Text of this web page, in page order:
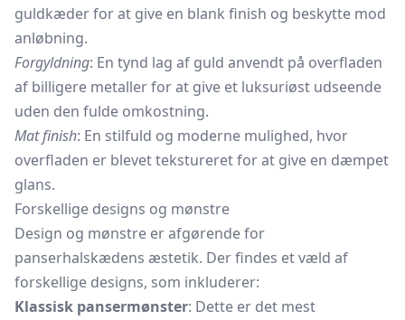
guldkæder for at give en blank finish og beskytte mod
anløbning.
Forgyldning: En tynd lag af guld anvendt på overfladen
af billigere metaller for at give et luksuriøst udseende
uden den fulde omkostning.
Mat finish: En stilfuld og moderne mulighed, hvor
overfladen er blevet tekstureret for at give en dæmpet
glans.
Forskellige designs og mønstre
Design og mønstre er afgørende for
panserhalskædens æstetik. Der findes et væld af
forskellige designs, som inkluderer:
Klassisk pansermønster: Dette er det mest